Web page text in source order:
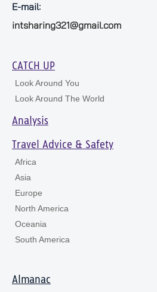
E-mail:
intsharing321@gmail.com
CATCH UP
Look Around You
Look Around The World
Analysis
Travel Advice & Safety
Africa
Asia
Europe
North America
Oceania
South America
Almanac